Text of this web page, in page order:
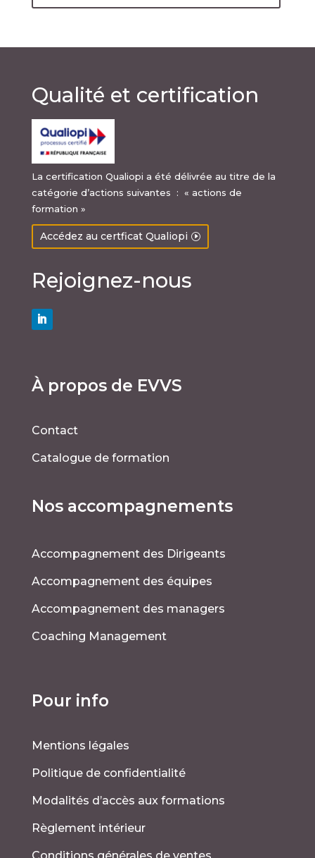
Qualité et certification
La certification Qualiopi a été délivrée au titre de la
catégorie d’actions suivantes : « actions de
formation »
Accédez au certficat Qualiopi
Rejoignez-nous
À propos de EVVS
Contact
Catalogue de formation
Nos accompagnements
Accompagnement des Dirigeants
Accompagnement des équipes
Accompagnement des managers
Coaching Management
Pour info
Mentions légales
Politique de confidentialité
Modalités d’accès aux formations
Règlement intérieur